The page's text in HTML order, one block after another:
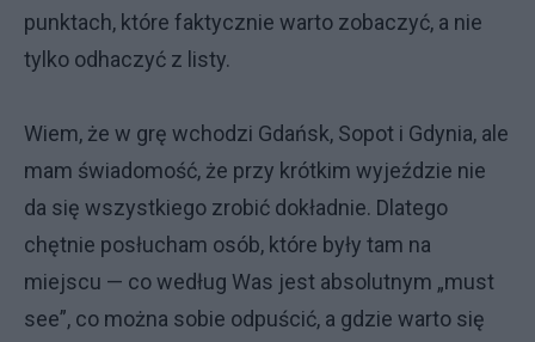
punktach, które faktycznie warto zobaczyć, a nie
tylko odhaczyć z listy.
Wiem, że w grę wchodzi Gdańsk, Sopot i Gdynia, ale
mam świadomość, że przy krótkim wyjeździe nie
da się wszystkiego zrobić dokładnie. Dlatego
chętnie posłucham osób, które były tam na
miejscu — co według Was jest absolutnym „must
see”, co można sobie odpuścić, a gdzie warto się